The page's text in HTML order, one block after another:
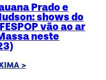
Prado e
shows do
vão ao ar
neste
>